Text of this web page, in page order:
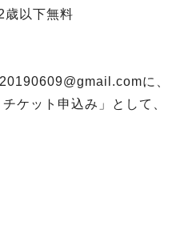
料
に、
ケット申込み」として、